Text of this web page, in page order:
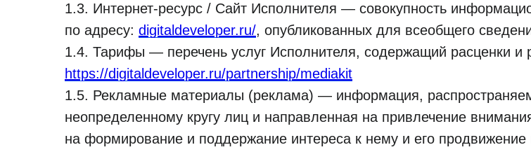
1.3. Интернет-ресурс / Сайт Исполнителя — совокупность
по адресу: digitaldeveloper.ru/, опубликованных для всеобщего
1.4. Тарифы — перечень услуг Исполнителя, содержащий расценки и
https://digitaldeveloper.ru/partnership/mediakit
1.5. Рекламные материалы (реклама) — информация,
неопределенному кругу лиц и направленная на привлечение
на формирование и поддержание интереса к нему и его продвижение